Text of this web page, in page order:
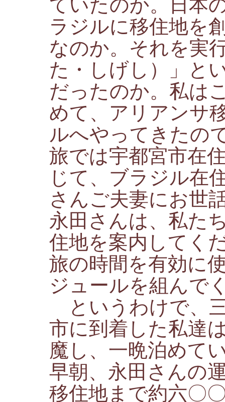
ていたのか。日本
ラジルに移住地を
なのか。それを実
た・しげし）」と
だったのか。私は
めて、アリアンサ
ルへやってきたの
旅では宇都宮市在
じて、ブラジル在
さんご夫妻にお世
永田さんは、私た
住地を案内してく
旅の時間を有効に
ジュールを組んで
というわけで、
市に到着した私達
魔し、一晩泊めて
早朝、永田さんの
移住地まで約六〇